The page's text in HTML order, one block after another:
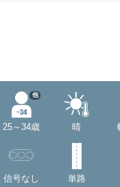
25～34歳
他
晴
信号なし 単路